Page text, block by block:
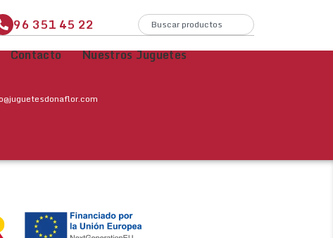
96 351 45 22
Contacto Nuestros Juguetes